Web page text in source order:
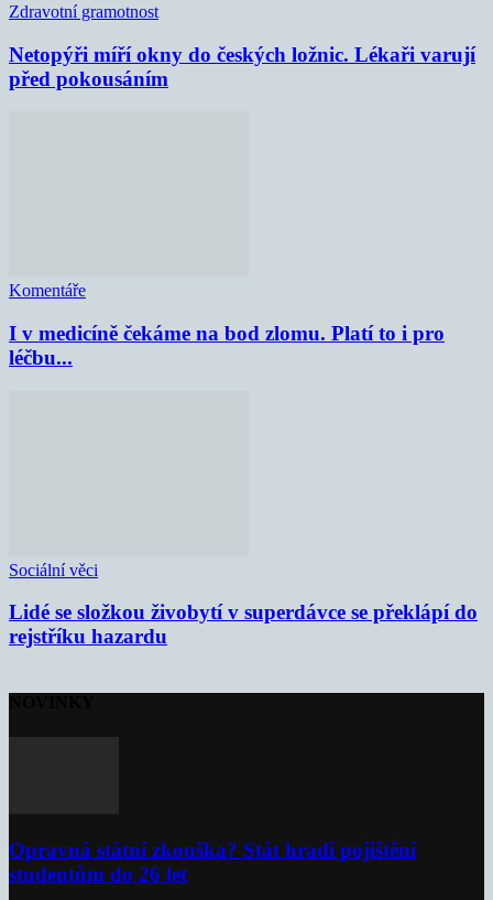
Zdravotní gramotnost
Netopýři míří okny do českých ložnic. Lékaři varují
před pokousáním
Komentáře
I v medicíně čekáme na bod zlomu. Platí to i pro
léčbu...
Sociální věci
Lidé se složkou živobytí v superdávce se překlápí do
rejstříku hazardu
Opravná státní zkouška? Stát hradí pojištění
studentům do 26 let